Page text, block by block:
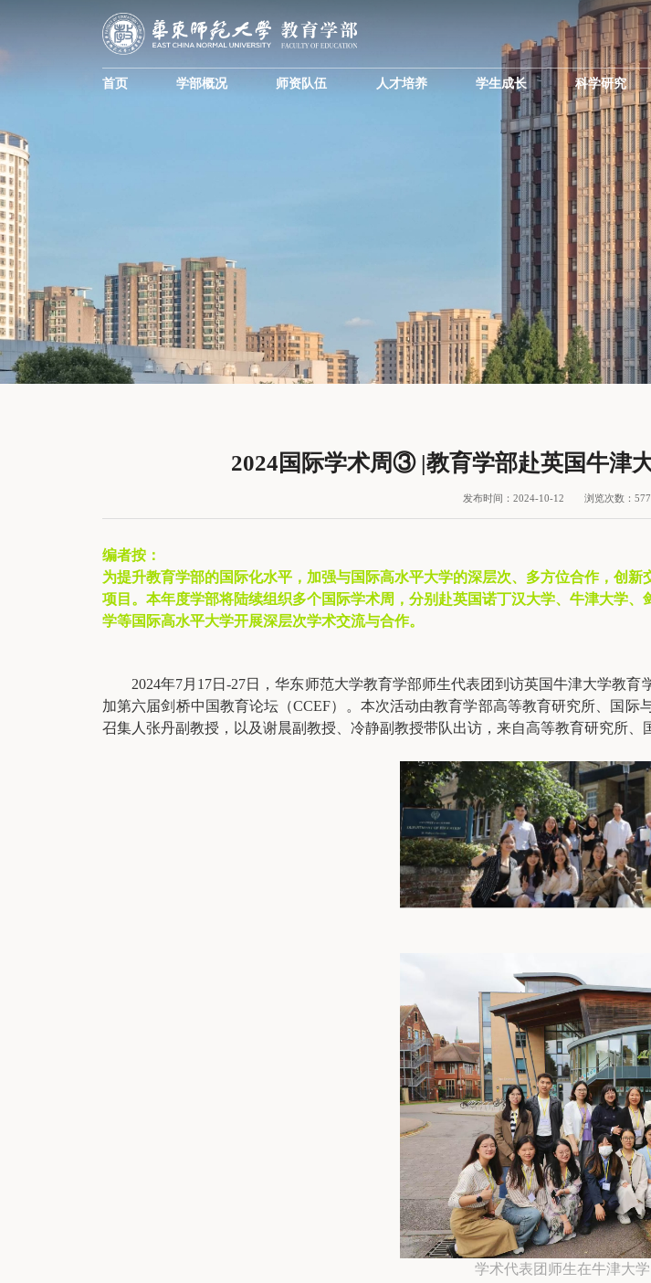
首页 学部概况 师资队伍 人才培养 学生成长 科学研究
2024国际学术周③ |教育学部赴英国牛津
发布时间：2024-10-12 浏览次数： 577
编者按：
为提升教育学部的国际化水平，加强与国际高水平大学的深层次、多方位合作，创
项目。本年度学部将陆续组织多个国际学术周，分别赴英国诺丁汉大学、牛津大学
学等国际高水平大学开展深层次学术交流与合作。
2024年7月17日-27日，华东师范大学教育学部师生代表团到访英国牛津大学教
加第六届剑桥中国教育论坛（CCEF）。本次活动由教育学部高等教育研究所、国
召集人张丹副教授，以及谢晨副教授、冷静副教授带队出访，来自高等教育研究所、
学术代表团师生在牛津大